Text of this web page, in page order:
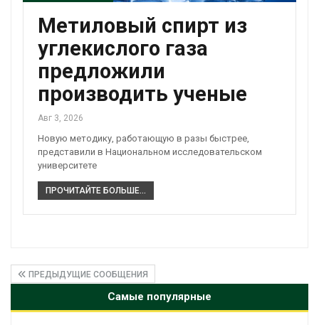
Метиловый спирт из
углекислого газа
предложили
производить ученые
Авг 3, 2026
Новую методику, работающую в разы быстрее,
представили в Национальном исследовательском
университете
ПРОЧИТАЙТЕ БОЛЬШЕ...
ПРЕДЫДУЩИЕ СООБЩЕНИЯ
Самые популярные